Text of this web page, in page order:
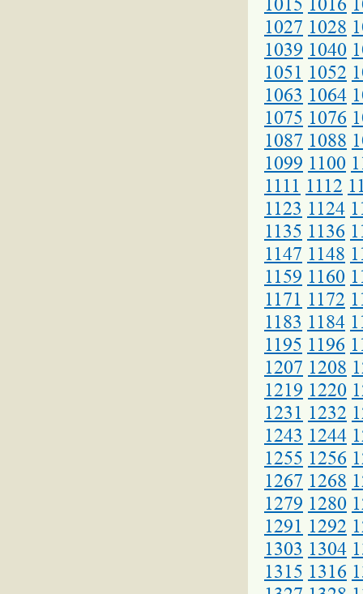
1015 1016
1027 1028
1039 1040
1051 1052
1063 1064
1075 1076
1087 1088
1099 1100
1111 1112
1123 1124
1135 1136
1147 1148
1159 1160
1171 1172
1183 1184
1195 1196
1207 1208
1219 1220
1231 1232
1243 1244
1255 1256
1267 1268
1279 1280
1291 1292
1303 1304
1315 1316